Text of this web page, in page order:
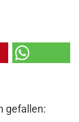
gefallen: